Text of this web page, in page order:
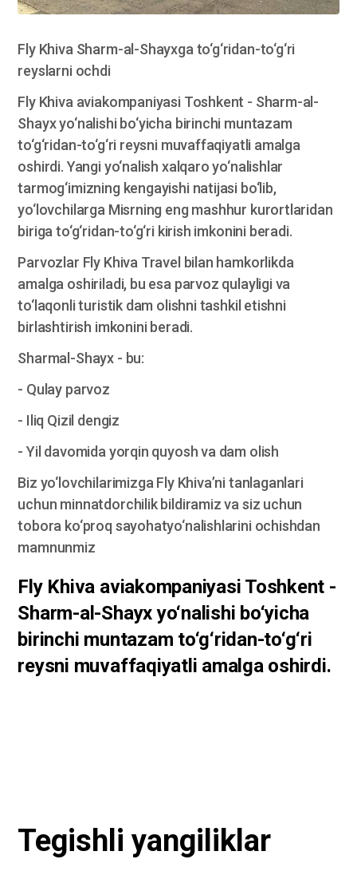
Fly Khiva aviakompaniyasi Toshkent -
Sharm-al-Shayx yo‘nalishi bo‘yicha
birinchi muntazam to‘g‘ridan-to‘g‘ri
reysni muvaffaqiyatli amalga oshirdi.
Fly Khiva Sharm-al-Shayxga to‘g‘ridan-to‘g‘ri
reyslarni ochdi
Fly Khiva aviakompaniyasi Toshkent - Sharm-al-
Shayx yo‘nalishi bo‘yicha birinchi muntazam
to‘g‘ridan-to‘g‘ri reysni muvaffaqiyatli amalga
oshirdi. Yangi yo‘nalish xalqaro yo‘nalishlar
tarmog‘imizning kengayishi natijasi bo‘lib,
yo‘lovchilarga Misrning eng mashhur kurortlaridan
biriga to‘g‘ridan-to‘g‘ri kirish imkonini beradi.
Parvozlar Fly Khiva Travel bilan hamkorlikda
amalga oshiriladi, bu esa parvoz qulayligi va
to‘laqonli turistik dam olishni tashkil etishni
birlashtirish imkonini beradi.
Sharmal-Shayx - bu:
- Qulay parvoz
- Iliq Qizil dengiz
- Yil davomida yorqin quyosh va dam olish
Biz yo‘lovchilarimizga Fly Khiva’ni tanlaganlari
uchun minnatdorchilik bildiramiz va siz uchun
tobora ko‘proq sayohatyo‘nalishlarini ochishdan
mamnunmiz
Tegishli yangiliklar